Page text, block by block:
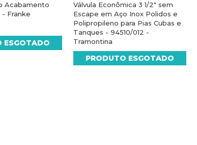
Acabamento
- Franke
ESGOTADO
Válvula Econômica 3 1/2" sem
Escape em Aço Inox Polidos e
Polipropileno para Pias Cubas e
Tanques - 94510/012 -
Tramontina
PRODUTO ESGOTADO